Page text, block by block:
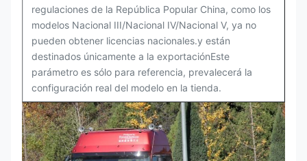
regulaciones de la República Popular China, como los
modelos Nacional III/Nacional IV/Nacional V, ya no
pueden obtener licencias nacionales.y están
destinados únicamente a la exportaciónEste
parámetro es sólo para referencia, prevalecerá la
configuración real del modelo en la tienda.